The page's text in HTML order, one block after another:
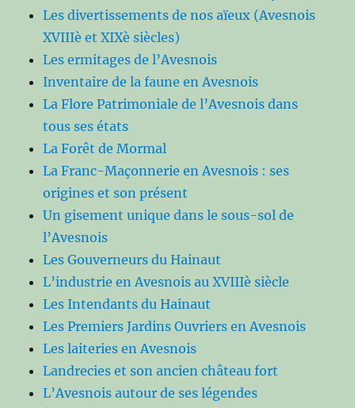
Les divertissements de nos aïeux (Avesnois
XVIIIè et XIXè siècles)
Les ermitages de l’Avesnois
Inventaire de la faune en Avesnois
La Flore Patrimoniale de l’Avesnois dans
tous ses états
La Forêt de Mormal
La Franc-Maçonnerie en Avesnois : ses
origines et son présent
Un gisement unique dans le sous-sol de
l’Avesnois
Les Gouverneurs du Hainaut
L’industrie en Avesnois au XVIIIè siècle
Les Intendants du Hainaut
Les Premiers Jardins Ouvriers en Avesnois
Les laiteries en Avesnois
Landrecies et son ancien château fort
L’Avesnois autour de ses légendes